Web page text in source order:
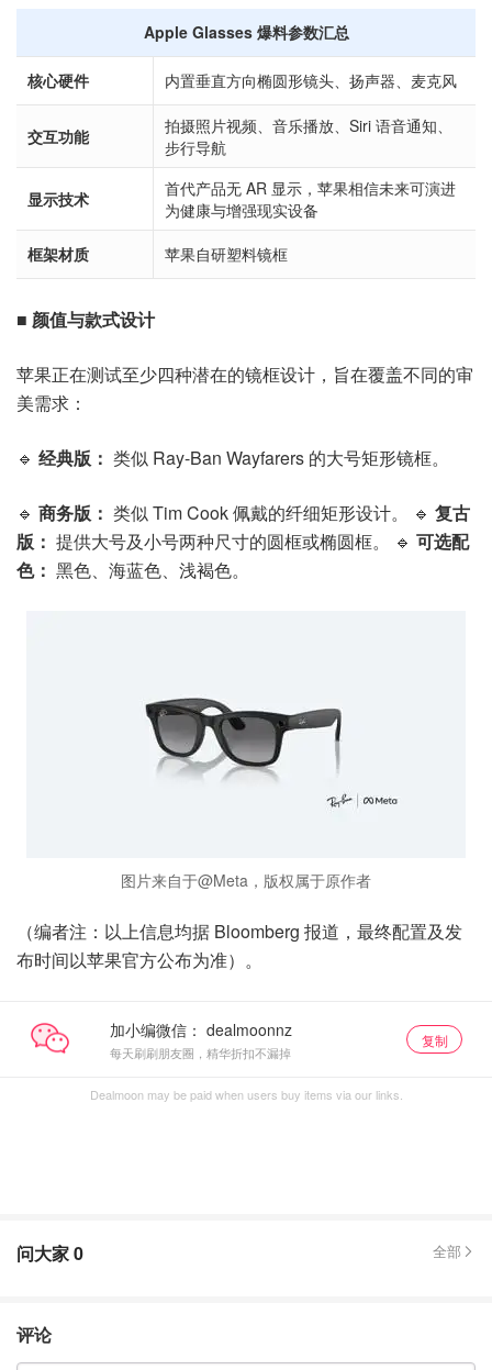
Apple Glasses 爆料参数汇总
核心硬件 内置垂直方向椭圆形镜头、扬声器、麦克风
交互功能
拍摄照片视频、音乐播放、Siri 语音通知、
步行导航
显示技术
首代产品无 AR 显示，苹果相信未来可演进
为健康与增强现实设备
框架材质
苹果自研塑料镜框
■ 颜值与款式设计
苹果正在测试至少四种潜在的镜框设计，旨在覆盖不同的审
美需求：
🔹 经典版： 类似 Ray-Ban Wayfarers 的大号矩形镜框。
🔹 商务版： 类似 Tim Cook 佩戴的纤细矩形设计。 🔹 复古
版： 提供大号及小号两种尺寸的圆框或椭圆框。 🔹 可选配
色： 黑色、海蓝色、浅褐色。
图片来自于@Meta，版权属于原作者
（编者注：以上信息均据 Bloomberg 报道，最终配置及发
布时间以苹果官方公布为准）。
加小编微信：
每天刷刷朋友圈，精华折扣不漏掉
复制
Dealmoon may be paid when users buy items via our links.
问大家0 全部
评论